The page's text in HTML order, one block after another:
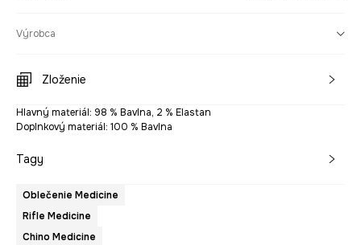
Výrobca
Zloženie
Hlavný materiál: 98 % Bavlna, 2 % Elastan
Doplnkový materiál: 100 % Bavlna
Tagy
Oblečenie Medicine
Rifle Medicine
Chino Medicine